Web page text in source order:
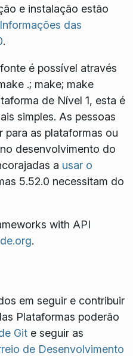
e instalação estão
das
.
é possível através
.; make; make
de Nível 1, esta é
simples. As pessoas
para as plataformas ou
desenvolvimento do
a usar o
5.52.0 necessitam do
with API
.
em seguir e contribuir
Plataformas poderão
Gite seguir as
de Desenvolvimento